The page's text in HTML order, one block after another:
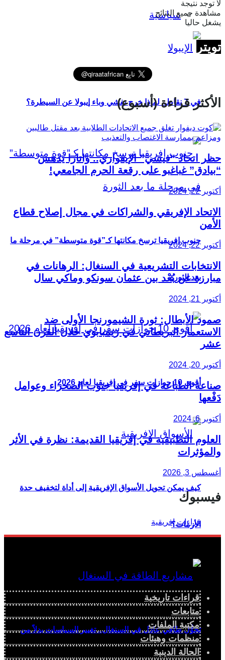
سياسية
في 7 نقاط.. لماذا خرج تفشي وباء إيبولا عن السيطرة؟
جنوب إفريقيا ترسخ مكانتها كـ”قوة متوسطة” في مرحلة ما
بعد الثورة
أقوى 10 جوازات سفر في إفريقيا لعام 2026
كيف يمكن تحويل الأسواق الإفريقية إلى أداة لتخفيف حدة
الأزمات؟
تحوُّل طاقي عادل في السنغال.. تغيير السياسات بدلاً من
لا توجد نتيجة
مشاهدة جميع النتائج
يشغل حاليا
تويتر
الأكثر قراءة (أسبوع)
حظر اتحاد “فيسي” الإيفواري.. واتارا يدهس
“بيادق” غباغبو على رقعة الحرم الجامعي!
أكتوبر 22, 2024
الاتحاد الإفريقي والشراكات في مجال إصلاح قطاع
الأمن
أكتوبر 22, 2024
الانتخابات التشريعية في السنغال: الرهانات في
مبارزة عن بُعْد بين عثمان سونكو وماكي سال
أكتوبر 21, 2024
صمود الأبطال: ثورة الشيمورنجا الأولى ضد
الاستعمار البريطاني في زيمبابوي خلال القرن التاسع
عشر
أكتوبر 20, 2024
صناعة الطباعة في إفريقيا جنوب الصحراء وعوامل
دَفْعها
أكتوبر 6, 2024
العلوم التطبيقية في إفريقيا القديمة: نظرة في الأثر
والمؤثرات
أغسطس 3, 2026
فيسبوك
قراءات تاريخية
متابعات
مكتبة الملفات
منظمات وهيئات
الحالة الدينية